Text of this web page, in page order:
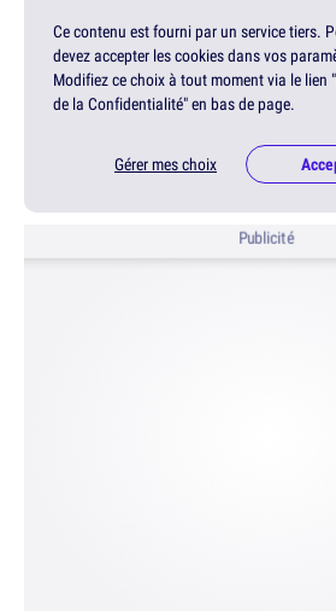
Ce contenu est fourni par un service tiers.
devez accepter les cookies dans vos
Modifiez ce choix à tout moment via le lien
de la Confidentialité" en bas de page.
Gérer mes choix
Publicité